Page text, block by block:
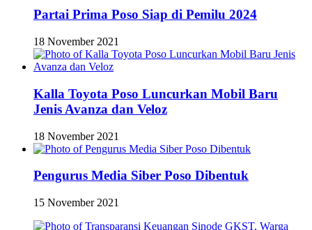
Partai Prima Poso Siap di Pemilu 2024
18 November 2021
Kalla Toyota Poso Luncurkan Mobil Baru
Jenis Avanza dan Veloz
18 November 2021
Pengurus Media Siber Poso Dibentuk
15 November 2021